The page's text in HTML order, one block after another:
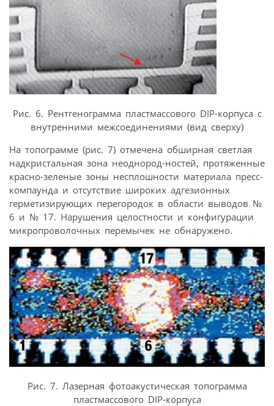
Рис. 6. Рентгенограмма пластмассового DIP-корпуса с
внутренними межсоединениями (вид сверху)
На топограмме (рис. 7) отмечена обширная светлая
надкристальная зона неоднород-ностей, протяженные
красно-зеленые зоны несплошности материала пресс-
компаунда и отсутствие широких адгезионных
герметизирующих перегородок в области выводов №
6 и № 17. Нарушения целостности и конфигурации
микропроволочных перемычек не обнаружено.
Рис. 7. Лазерная фотоакустическая топограмма
пластмассового DIP-корпуса